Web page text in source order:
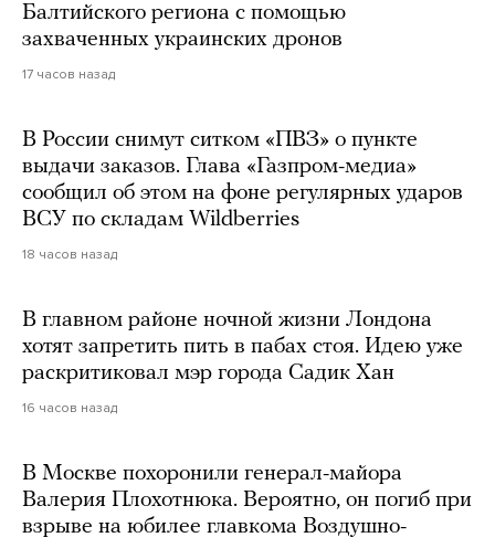
Балтийского региона с помощью
захваченных украинских дронов
17 часов назад
В России снимут ситком «ПВЗ» о пункте
выдачи заказов. Глава «Газпром-медиа»
сообщил об этом на фоне регулярных ударов
ВСУ по складам Wildberries
18 часов назад
В главном районе ночной жизни Лондона
хотят запретить пить в пабах стоя. Идею уже
раскритиковал мэр города Садик Хан
16 часов назад
В Москве похоронили генерал-майора
Валерия Плохотнюка. Вероятно, он погиб при
взрыве на юбилее главкома Воздушно-